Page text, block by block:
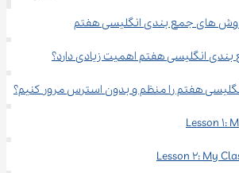
های جمع بندی انگلیسی هفتم
هفتم را منظم و بدون استرس مرور کنیم؟
Lesson 1:
Lesson 2: My